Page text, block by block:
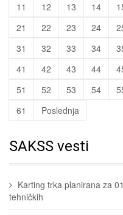
11
12 13 14
21
22 23 24
31
32 33 34
41
42 43 44
51
52 53 54
61
Poslednja
SAKSS vesti
Karting trka planirana za
tehničkih